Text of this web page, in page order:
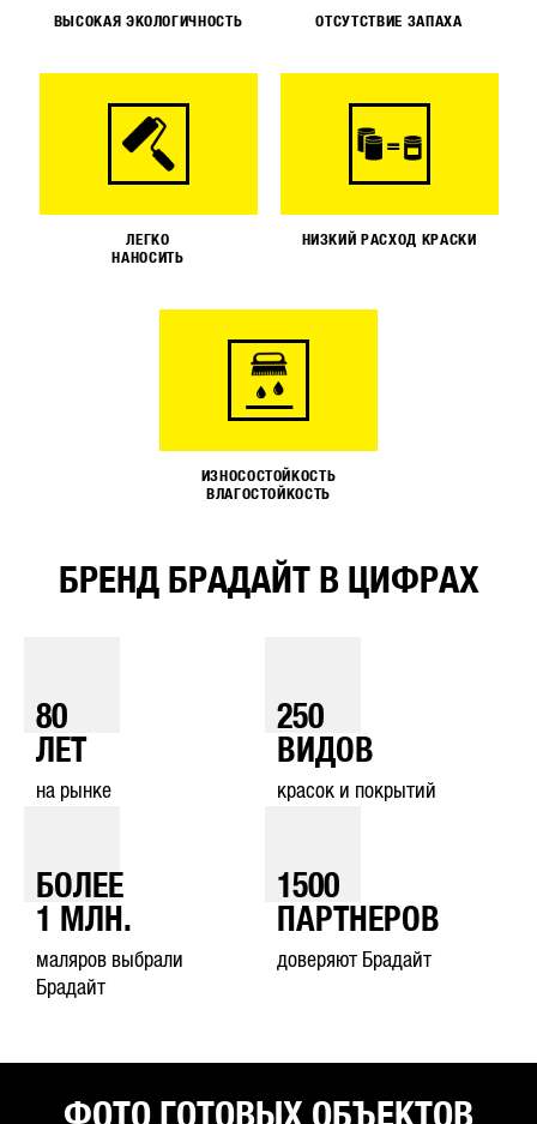
ВЫСОКАЯ ЭКОЛОГИЧНОСТЬ ОТСУТСТВИЕ ЗАПАХА
ЛЕГКО
НАНОСИТЬ
НИЗКИЙ РАСХОД КРАСКИ
ИЗНОСОСТОЙКОСТЬ
ВЛАГОСТОЙКОСТЬ
БРЕНД БРАДАЙТ В ЦИФРАХ
80
ЛЕТ
на рынке
250
ВИДОВ
красок и покрытий
БОЛЕЕ
1
МЛН.
маляров выбрали
Брадайт
1500
ПАРТНЕРОВ
доверяют Брадайт